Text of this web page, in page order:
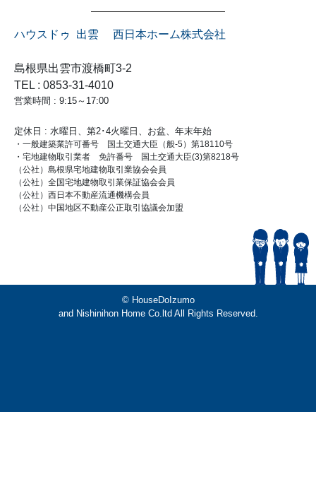
ハウスドゥ 出雲 西日本ホーム株式会社
島根県出雲市渡橋町3-2
TEL : 0853-31-4010
営業時間 : 9:15～17:00
定休日 : 水曜日、第2･4火曜日、お盆、年末年始
・一般建築業許可番号 国土交通大臣（般-5）第18110号
・宅地建物取引業者 免許番号 国土交通大臣(3)第8218号
（公社）島根県宅地建物取引業協会会員
（公社）全国宅地建物取引業保証協会会員
（公社）西日本不動産流通機構会員
（公社）中国地区不動産公正取引協議会加盟
© HouseDoIzumo
and Nishinihon Home Co.ltd All Rights Reserved.